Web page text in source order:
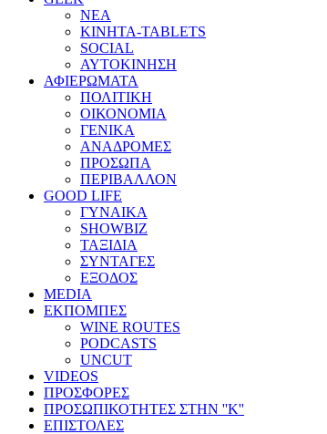
ΝΕΑ
ΚΙΝΗΤΑ-TABLETS
SOCIAL
ΑΥΤΟΚΙΝΗΣΗ
ΑΦΙΕΡΩΜΑΤΑ
ΠΟΛΙΤΙΚΗ
ΟΙΚΟΝΟΜΙΑ
ΓΕΝΙΚΑ
ΑΝΑΔΡΟΜΕΣ
ΠΡΟΣΩΠΑ
ΠΕΡΙΒΑΛΛΟΝ
GOOD LIFE
ΓΥΝΑΙΚΑ
SHOWBIZ
ΤΑΞΙΔΙΑ
ΣΥΝΤΑΓΕΣ
ΕΞΟΔΟΣ
MEDIA
ΕΚΠΟΜΠΕΣ
WINE ROUTES
PODCASTS
UNCUT
VIDEOS
ΠΡΟΣΦΟΡΕΣ
ΠΡΟΣΩΠΙΚΟΤΗΤΕΣ ΣΤΗΝ ''Κ''
ΕΠΙΣΤΟΛΕΣ